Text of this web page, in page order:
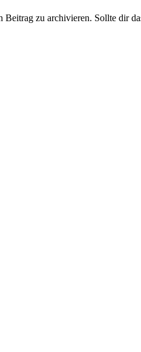
zu archivieren. Sollte dir